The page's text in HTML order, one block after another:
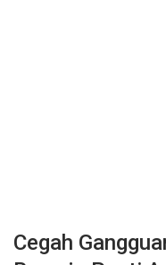
Cegah